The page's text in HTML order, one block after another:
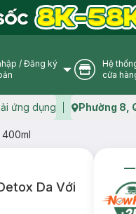
User Icon
/ Đăng ký
Store
Hệ
cửa
ứng dụng Phường 8,
Da Với